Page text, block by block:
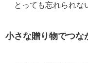
とっても忘れられな
小さな贈り物でつな